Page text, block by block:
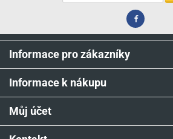
Informace pro zákazníky
Informace k nákupu
Můj účet